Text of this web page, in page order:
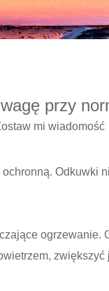
przy
mi wiadomość
Odkuwki
ogrzewanie.
zwiększyć